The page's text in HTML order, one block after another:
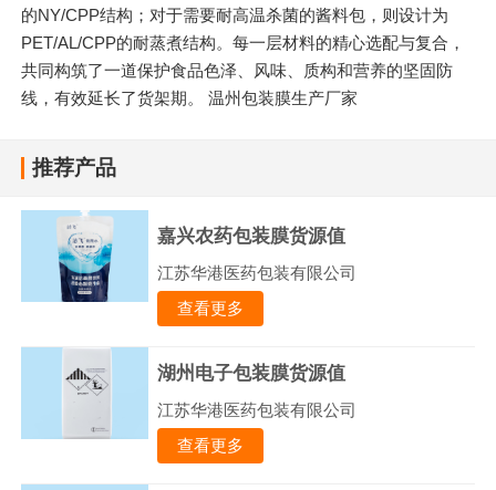
的NY/CPP结构；对于需要耐高温杀菌的酱料包，则设计为
PET/AL/CPP的耐蒸煮结构。每一层材料的精心选配与复合，
共同构筑了一道保护食品色泽、风味、质构和营养的坚固防
线，有效延长了货架期。 温州包装膜生产厂家
推荐产品
嘉兴农药包装膜货源值
江苏华港医药包装有限公司
查看更多
湖州电子包装膜货源值
江苏华港医药包装有限公司
查看更多